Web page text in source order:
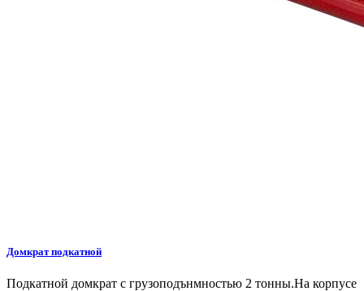
Домкрат подкатной
Подкатной домкрат с грузоподънмностью 2 тонны.На корпусе